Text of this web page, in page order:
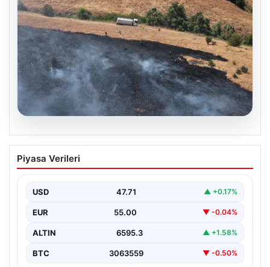
Tunceli’de otluk yangını ormanlık alana
sıçramadan kontrol altına alındı
arasında bulunan otlaklık bölgede henüz
belirlenemeyen bir nedenle…
Piyasa Verileri
USD 47.71 ▲ +0.17%
EUR 55.00 ▼ -0.04%
ALTIN 6595.3 ▲ +1.58%
BTC 3063559 ▼ -0.50%